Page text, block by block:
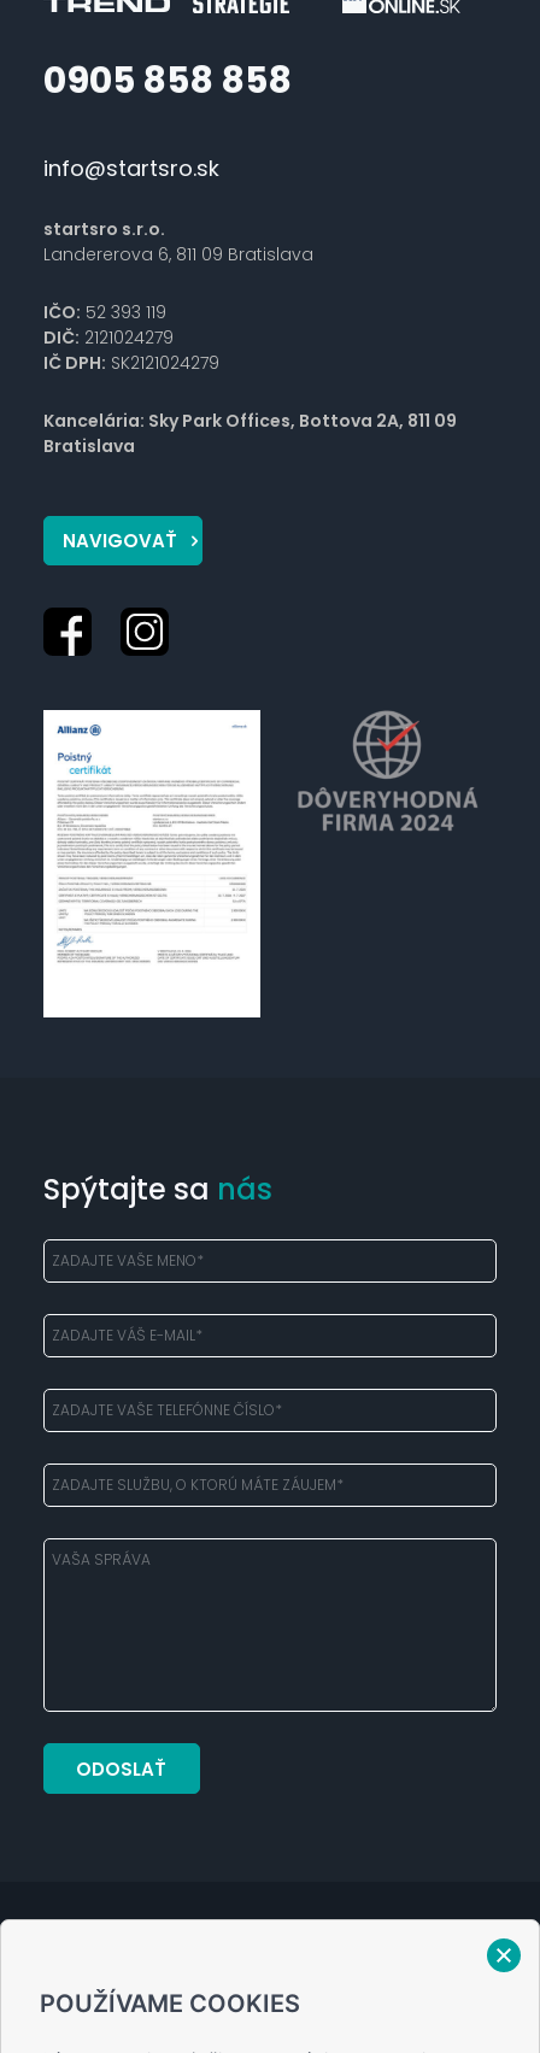
POUŽÍVAME COOKIES
0905 858 858
info@startsro.sk
startsro s.r.o.
Landererova 6, 811 09 Bratislava
IČO: 52 393 119
DIČ: 2121024279
IČ DPH: SK2121024279
Kancelária: Sky Park Offices, Bottova 2A, 811 09
Bratislava
NAVIGOVAŤ
Spýtajte sa nás